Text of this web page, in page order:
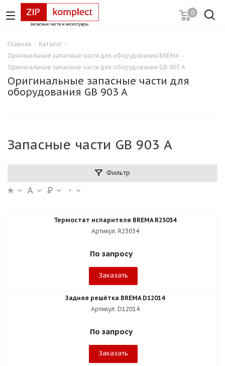
0
Главная - Каталог -
Оригинальные запасные части для оборудования BREMA -
Оригинальные запасные части для оборудования GB 903 A
Оригинальные запасные части для
оборудования GB 903 A
Запасные части GB 903 A
Фильтр
Термостат испарителя BREMA R23034
Артикул: R23034
По запросу
Заказать
Задняя решётка BREMA D12014
Артикул: D12014
По запросу
Заказать